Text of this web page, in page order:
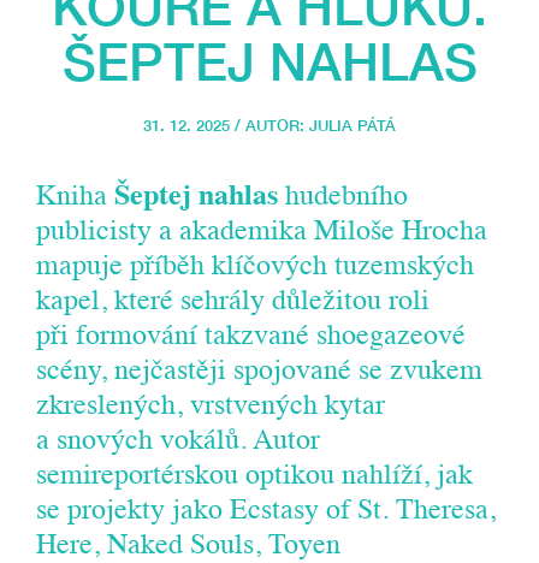
ŠEPTEJ NAHLAS
31. 12. 2025 / AUTOR: JULIA PÁTÁ
Kniha Šeptej nahlas hudebního
publicisty a akademika Miloše Hrocha
mapuje příběh klíčových tuzemských
kapel, které sehrály důležitou roli
při formování takzvané shoegazeové
scény, nejčastěji spojované se zvukem
zkreslených, vrstvených kytar
a snových vokálů. Autor
semireportérskou optikou nahlíží, jak
se projekty jako Ecstasy of St. Theresa,
Here, Naked Souls, Toyen